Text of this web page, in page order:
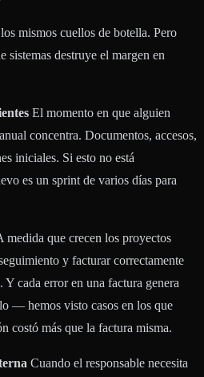
mismos cuellos de botella. Pero
sistemas destruye el margen en
El momento en que alguien
concentra. Documentos, accesos,
iniciales. Si esto no está
es un sprint de varios días para
medida que crecen los proyectos
y facturar correctamente
cada error en una factura genera
— hemos visto casos en los que
costó más que la factura misma.
Cuando el responsable necesita